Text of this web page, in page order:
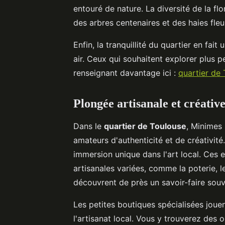
entouré de nature. La diversité de la
des arbres centenaires et des haies
Enfin, la tranquillité du quartier en fait
air. Ceux qui souhaitent explorer plus
renseignant davantage ici : quartier de
Plongée artisanale et
Dans le quartier de Toulouse,
amateurs d'authenticité et de
immersion unique dans l'art local. Ces
artisanales variées, comme la poterie,
découvrent de près un savoir-faire
Les petites boutiques spécialisées
l'artisanat local. Vous y trouverez des